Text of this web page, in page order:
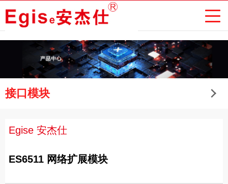
接口模块
Egise 安杰仕
ES6511 网络扩展模块